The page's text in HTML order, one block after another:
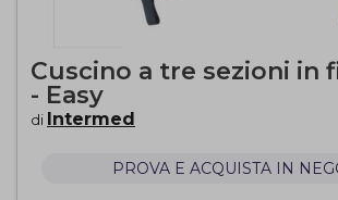
Cuscino a tre sezioni in
- Easy
di Intermed
PROVA E ACQUISTA IN